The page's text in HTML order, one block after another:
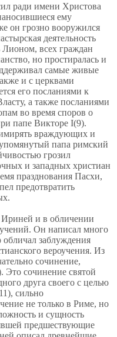
ради имени Христова
ему
он грозно вооружился
деятельность
Лионом, всех граждан
но простиралась и
самые живые
и с церквами
его посланиями к
а также посланиями
во время споров о
папе Викторе I(9).
враждующих и
папа римский
грозил
и западных христиан
празднования Пасхи,
предотвратить
Ириней и в обличении
Он написал много
заблуждения
вероучения. Из
сочинение,
Это сочинение святой
друга своего с целью
сильно
не только в Риме, но
и сущность
предшествующие